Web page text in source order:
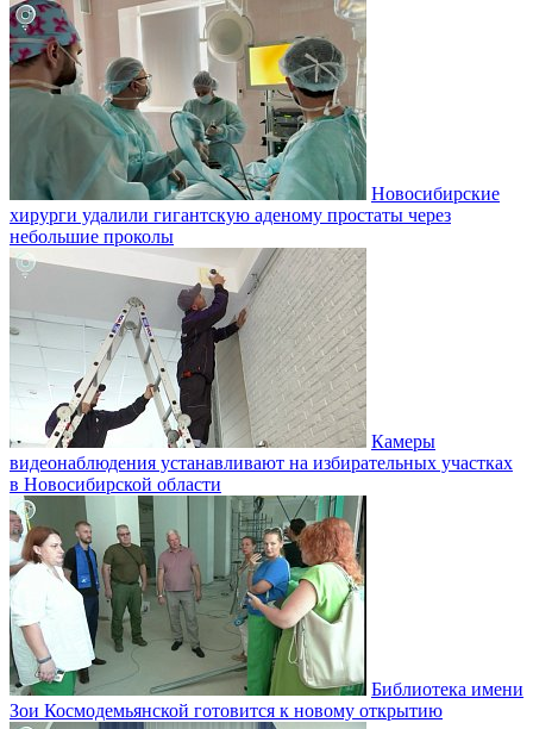
Новосибирские
хирурги удалили гигантскую аденому простаты через
небольшие проколы
Камеры
видеонаблюдения устанавливают на избирательных участках
в Новосибирской области
Библиотека имени
Зои Космодемьянской готовится к новому открытию